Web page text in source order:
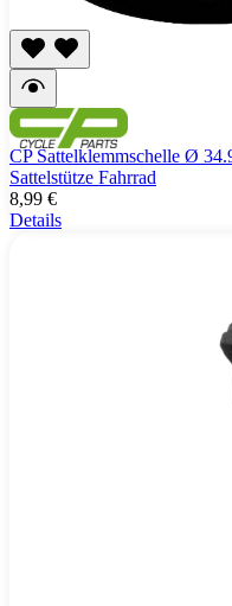
CP Sattelklemmschelle Ø
Sattelstütze Fahrrad
8,99 €
Details